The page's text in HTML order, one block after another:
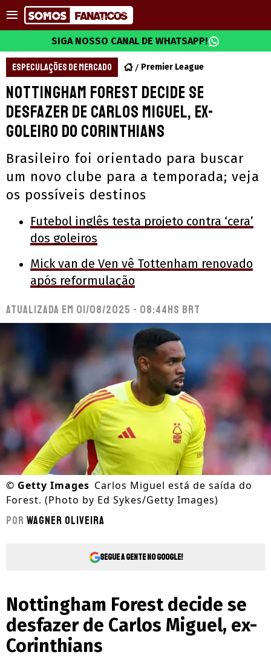
SIGA NOSSO CANAL DE WHATSAPP!
ESPECULAÇÕES DE MERCADO Premier League
Nottingham Forest decide se
desfazer de Carlos Miguel, ex-
goleiro do Corinthians
Brasileiro foi orientado para buscar
um novo clube para a temporada; veja
os possíveis destinos
Futebol inglês testa projeto contra ‘cera’
dos goleiros
Mick van de Ven vê Tottenham renovado
após reformulação
Atualizada em 01/08/2025 - 08:44hs BRT
© Getty Images Carlos Miguel está de saída do
Forest. (Photo by Ed Sykes/Getty Images)
Por Wagner Oliveira
Segue a gente no Google!
Nottingham Forest decide se
desfazer de Carlos Miguel, ex-
Corinthians